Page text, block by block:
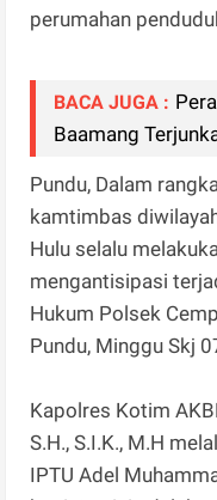
perumahan
BACA JUGA :
Baamang
Pundu, Dalam
kamtimbas
Hulu selalu
mengantisipasi
Hukum Polsek
Pundu, Minggu Skj
Kapolres Kotim
S.H., S.I.K., M.H
IPTU Adel